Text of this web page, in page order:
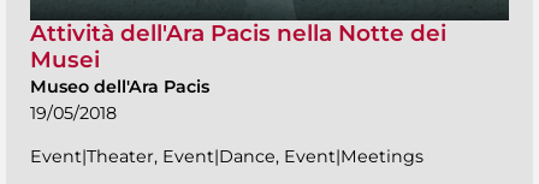
Attività dell'Ara Pacis nella Notte dei
Musei
Museo dell'Ara Pacis
19/05/2018
Event|Theater, Event|Dance, Event|Meetings